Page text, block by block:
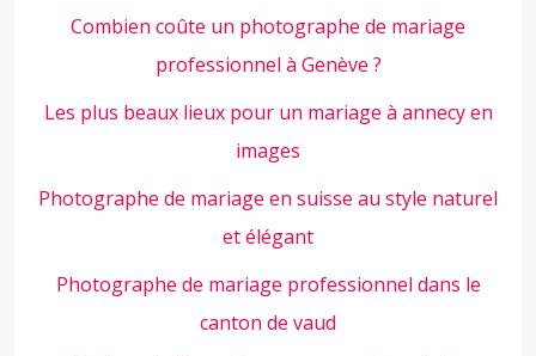
Combien coûte un photographe de mariage
professionnel à Genève ?
Les plus beaux lieux pour un mariage à annecy en
images
Photographe de mariage en suisse au style naturel
et élégant
Photographe de mariage professionnel dans le
canton de vaud